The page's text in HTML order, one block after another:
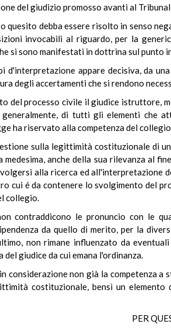
del giudizio promosso avanti al
quesito debba essere risolto in senso
invocabili al riguardo, per la
si sono manifestati in dottrina sul punto
d'interpretazione appare decisiva, da
degli accertamenti che si rendono
del processo civile il giudice istruttore,
di tutti gli elementi che
ha riservato alla competenza del
sulla legittimità costituzionale di
anche della sua rilevanza al
alla ricerca ed all'interpretazione
cui é da contenere lo svolgimento del
collegio.
contraddicono le pronuncio con le
da quello di merito, per la
non rimane influenzato da
giudice da cui emana l'ordinanza.
considerazione non già la competenza
costituzionale, bensì un
PER